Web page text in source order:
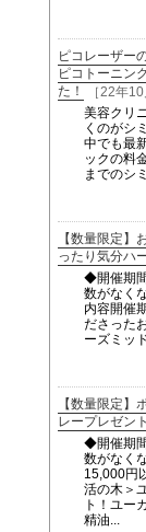
ピコレーザー
ピコトーニン
た！
［22年
美容クリ
くのがシ
中でも最
ックの料
までのシ
【数量限
ったり気分ハ
◆開催期
数がなく
内容開催
ださった
ーズミッ
【数量限定】
レープレゼント
◆開催期
数がなく
15,000円
活の木＞
ト！ユー
精油...